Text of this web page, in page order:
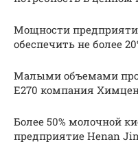
Мощности
обеспечить не более
Малыми объемами
E270 компания
Более 50% молочной
предприятие Henan